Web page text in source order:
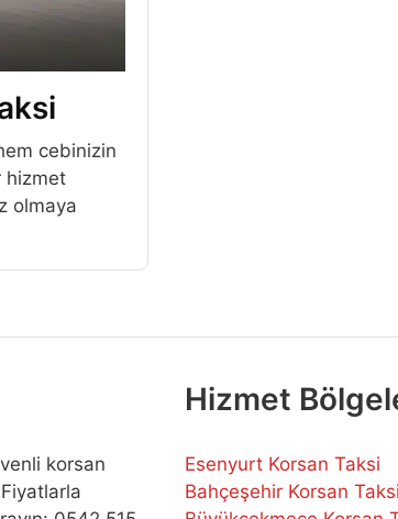
cebinizin
hizmet
olmaya
korsan
Hizmet
Esenyurt Korsan Taksi
Bahçeşehir Korsan Taksi